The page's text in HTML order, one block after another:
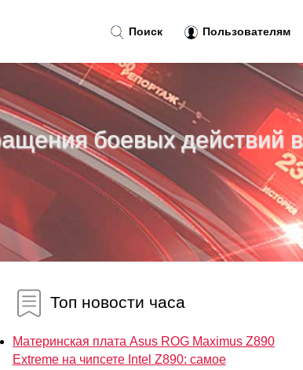
боевых действий в
Топ новости часа
Материнская плата Asus ROG Maximus Z890
Extreme на чипсете Intel Z890: самое
Поиск Пользователям